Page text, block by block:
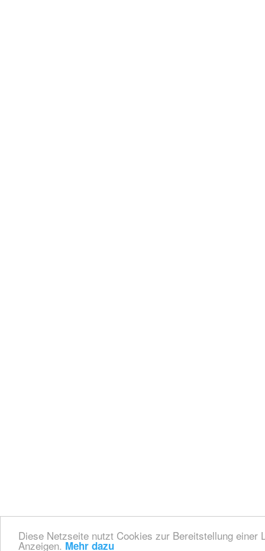
Diese Netzseite nutzt Cookies zur Bereitstellung einer
Anzeigen. Mehr dazu